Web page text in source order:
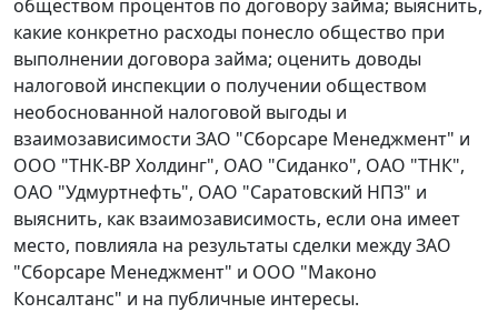
обществом процентов по договору займа; выяснить,
какие конкретно расходы понесло общество при
выполнении договора займа; оценить доводы
налоговой инспекции о получении обществом
необоснованной налоговой выгоды и
взаимозависимости ЗАО "Сборсаре Менеджмент" и
ООО "ТНК-ВР Холдинг", ОАО "Сиданко", ОАО "ТНК",
ОАО "Удмуртнефть", ОАО "Саратовский НПЗ" и
выяснить, как взаимозависимость, если она имеет
место, повлияла на результаты сделки между ЗАО
"Сборсаре Менеджмент" и ООО "Маконо
Консалтанс" и на публичные интересы.